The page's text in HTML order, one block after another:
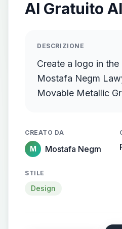
AI Gratuito
DESCRIZIONE
Create a logo in the
Mostafa Negm Lawyer. Gold
Movable Metallic
CREATO DA
M Mostafa Negm
STILE
Design